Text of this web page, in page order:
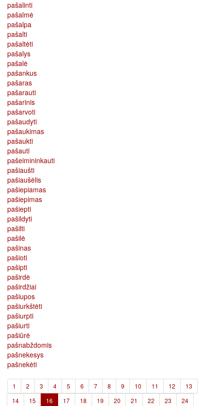
pašalinti
pašalmė
pašalpa
pašalti
pašaltėti
pašalys
pašalė
pašankus
pašaras
pašarauti
pašarinis
pašarvoti
pašaudyti
pašaukimas
pašaukti
pašauti
pašeimininkauti
pašiaušti
pašiaušėlis
pašiepiamas
pašiepimas
pašiepti
pašildyti
pašilti
pašilė
pašinas
pašioti
pašipti
paširdė
paširdžiai
pašiupos
pašiurkštėti
pašiurpti
pašiurti
pašiūrė
pašnabždomis
pašnekesys
pašnekėti
1 2 3 4 5 6 7 8 9 10 11 12
13
14
15 16 (current)
17 18 19 20 21 22 23 24